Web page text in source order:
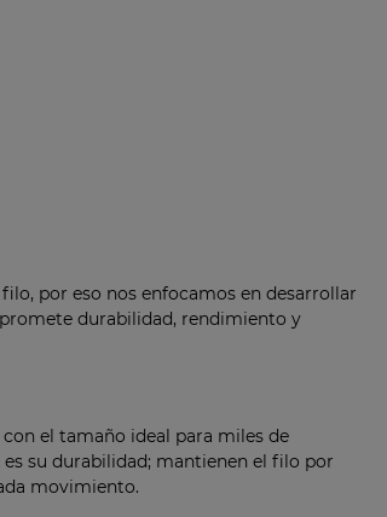
por eso nos enfocamos en desarrollar
durabilidad, rendimiento y
el tamaño ideal para miles de
es su durabilidad; mantienen el filo por
movimiento.